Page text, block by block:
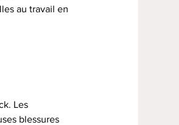
au travail en
Les
blessures